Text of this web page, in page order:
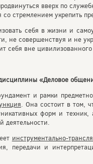
вверх по
со стремлением укрепить
себя в жизни и
не совершенствуя и не
себя вне
«Деловое
и рамки
. Она состоит в том,
форм и техник,
деятельности.
инструментально-
передачи и